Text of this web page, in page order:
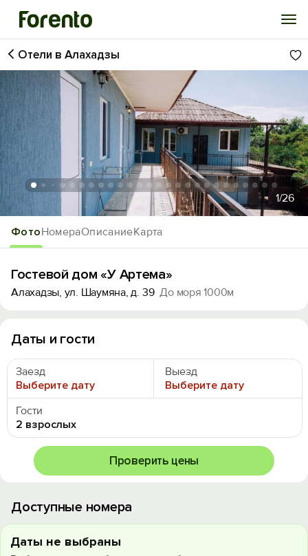
Войти
Избранное
История просмотра
Добавить свой объект
ФотоНомераОписаниеКарта
Отели в Алахадзы
1/26
Гостевой дом «У Артема»
Алахадзы, ул. Шаумяна, д. 39 До моря 1000м
Даты и гости
Заезд
Выберите дату
Выезд
Выберите дату
Гости
2 взрослых
Проверить цены
Доступные номера
Даты не выбраны